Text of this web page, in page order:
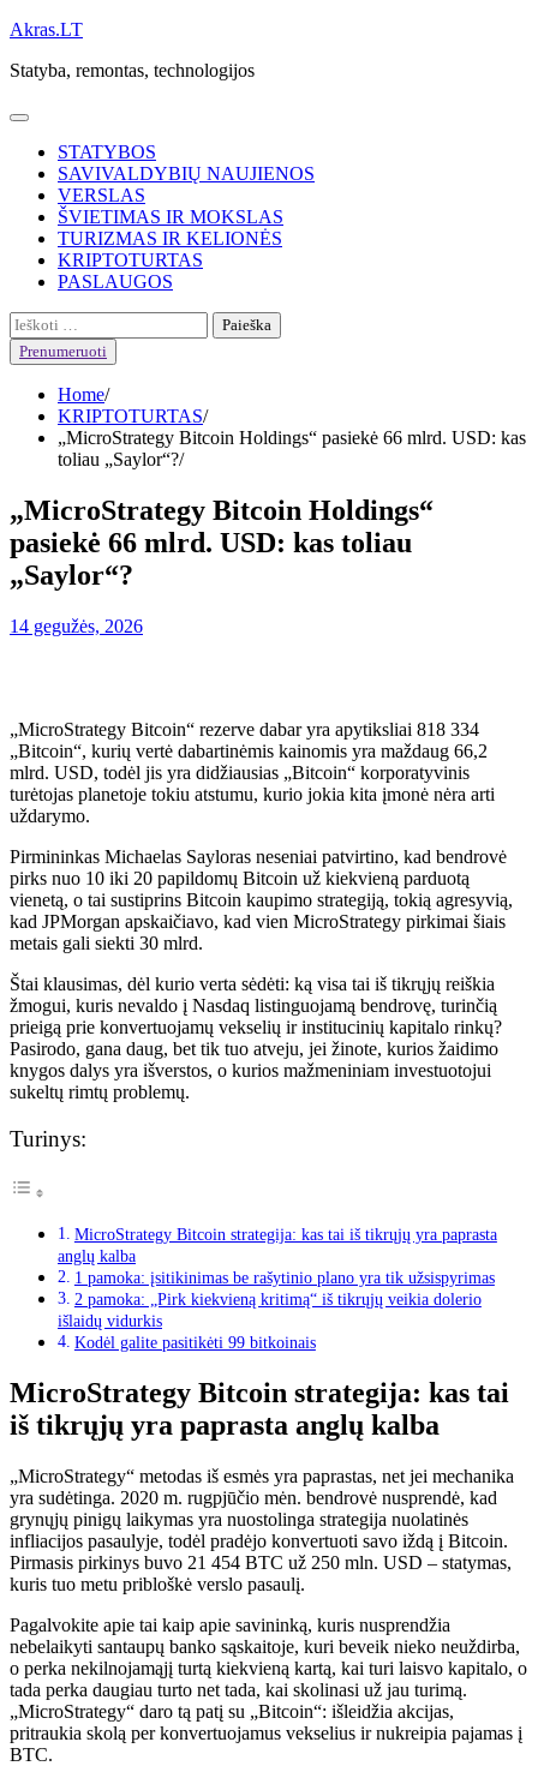
Skip
content
Akras.LT
Statyba, remontas, technologijos
STATYBOS
SAVIVALDYBIŲ NAUJIENOS
VERSLAS
ŠVIETIMAS IR MOKSLAS
TURIZMAS IR KELIONĖS
KRIPTOTURTAS
PASLAUGOS
Ieškoti:
Prenumeruoti
Home
KRIPTOTURTAS
„MicroStrategy Bitcoin Holdings“ pasiekė 66 mlrd. USD: kas
toliau „Saylor“?
„MicroStrategy Bitcoin Holdings“
pasiekė 66 mlrd. USD: kas toliau
„Saylor“?
14 gegužės, 2026
„MicroStrategy Bitcoin“ rezerve dabar yra apytiksliai 818 334
„Bitcoin“, kurių vertė dabartinėmis kainomis yra maždaug 66,2
mlrd. USD, todėl jis yra didžiausias „Bitcoin“ korporatyvinis
turėtojas planetoje tokiu atstumu, kurio jokia kita įmonė nėra arti
uždarymo.
Pirmininkas Michaelas Sayloras neseniai patvirtino, kad bendrovė
pirks nuo 10 iki 20 papildomų Bitcoin už kiekvieną parduotą
vienetą, o tai sustiprins Bitcoin kaupimo strategiją, tokią agresyvią,
kad JPMorgan apskaičiavo, kad vien MicroStrategy pirkimai šiais
metais gali siekti 30 mlrd.
Štai klausimas, dėl kurio verta sėdėti: ką visa tai iš tikrųjų reiškia
žmogui, kuris nevaldo į Nasdaq listinguojamą bendrovę, turinčią
prieigą prie konvertuojamų vekselių ir institucinių kapitalo rinkų?
Pasirodo, gana daug, bet tik tuo atveju, jei žinote, kurios žaidimo
knygos dalys yra išverstos, o kurios mažmeniniam investuotojui
sukeltų rimtų problemų.
Turinys:
MicroStrategy Bitcoin strategija: kas tai iš tikrųjų yra paprasta
anglų kalba
1 pamoka: įsitikinimas be rašytinio plano yra tik užsispyrimas
2 pamoka: „Pirk kiekvieną kritimą“ iš tikrųjų veikia dolerio
išlaidų vidurkis
Kodėl galite pasitikėti 99 bitkoinais
MicroStrategy Bitcoin strategija: kas tai
iš tikrųjų yra paprasta anglų kalba
„MicroStrategy“ metodas iš esmės yra paprastas, net jei mechanika
yra sudėtinga. 2020 m. rugpjūčio mėn. bendrovė nusprendė, kad
grynųjų pinigų laikymas yra nuostolinga strategija nuolatinės
infliacijos pasaulyje, todėl pradėjo konvertuoti savo iždą į Bitcoin.
Pirmasis pirkinys buvo 21 454 BTC už 250 mln. USD – statymas,
kuris tuo metu pribloškė verslo pasaulį.
Pagalvokite apie tai kaip apie savininką, kuris nusprendžia
nebelaikyti santaupų banko sąskaitoje, kuri beveik nieko neuždirba,
o perka nekilnojamąjį turtą kiekvieną kartą, kai turi laisvo kapitalo, o
tada perka daugiau turto net tada, kai skolinasi už jau turimą.
„MicroStrategy“ daro tą patį su „Bitcoin“: išleidžia akcijas,
pritraukia skolą per konvertuojamus vekselius ir nukreipia pajamas į
BTC.